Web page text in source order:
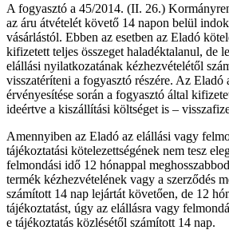
A fogyasztó a 45/2014. (II. 26.)
az áru átvételét követő 14 napon belül
vásárlástól. Ebben az esetben az Eladó
kifizetett teljes összeget haladéktalanul, de
elállási nyilatkozatának kézhezvételétől
visszatéríteni a fogyasztó részére. Az Eladó
érvényesítése során a fogyasztó által
ideértve a kiszállítási költséget is –
Amennyiben az Eladó az elállási vagy
tájékoztatási kötelezettségének nem tesz
felmondási idő 12 hónappal
termék kézhezvételének vagy a szerződés
számított 14 nap lejártát követően, de 12
tájékoztatást, úgy az elállásra vagy
e tájékoztatás közlésétől számított 14 nap.